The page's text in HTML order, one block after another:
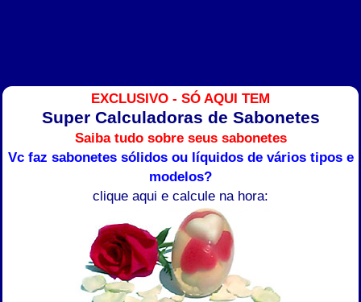
EXCLUSIVO - SÓ AQUI TEM
Super Calculadoras de Sabonetes
Saiba tudo sobre seus sabonetes
Vc faz sabonetes sólidos ou líquidos de vários tipos e
modelos?
clique aqui e calcule na hora: